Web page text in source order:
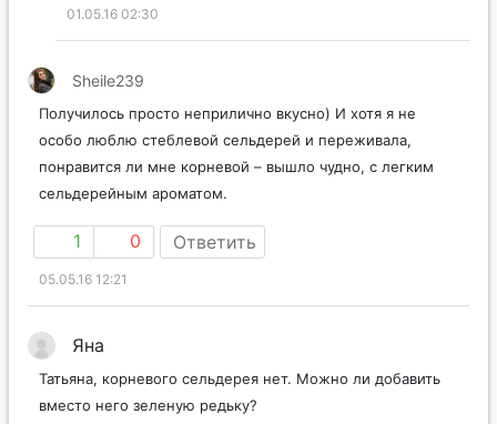
01.05.16 02:30
Sheile239
Получилось просто неприлично вкусно) И хотя я не
особо люблю стеблевой сельдерей и переживала,
понравится ли мне корневой – вышло чудно, с легким
сельдерейным ароматом.
1 0 Ответить
05.05.16 12:21
Яна
Татьяна, корневого сельдерея нет. Можно ли добавить
вместо него зеленую редьку?